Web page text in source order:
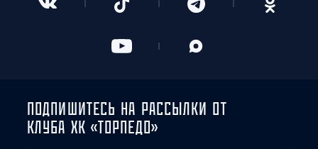
ПОДПИШИТЕСЬ НА РАССЫЛКИ ОТ
КЛУБА ХК «ТОРПЕДО»